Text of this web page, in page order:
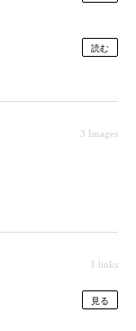
読む
3 Images
1 links
見る